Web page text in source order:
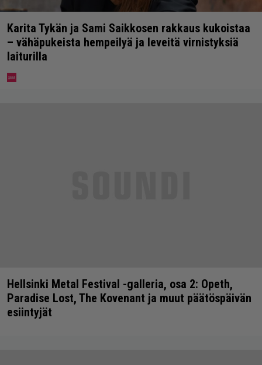
Karita Tykän ja Sami Saikkosen rakkaus kukoistaa
– vähäpukeista hempeilyä ja leveitä virnistyksiä
laiturilla
Hellsinki Metal Festival -galleria, osa 2: Opeth,
Paradise Lost, The Kovenant ja muut päätöspäivän
esiintyjät